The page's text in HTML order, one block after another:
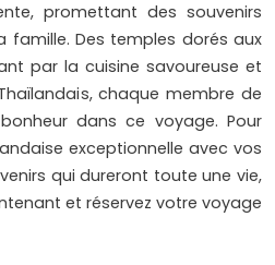
promettant des souvenirs
famille. Des temples dorés aux
par la cuisine savoureuse et
chaque membre de
dans ce voyage. Pour
exceptionnelle avec vos
qui dureront toute une vie,
et réservez votre voyage